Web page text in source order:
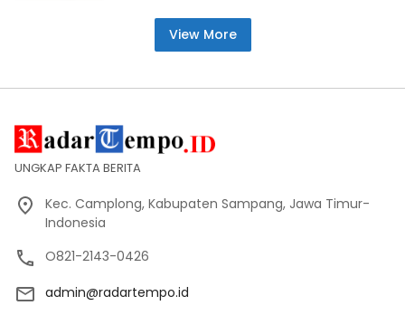
View More
UNGKAP FAKTA BERITA
Kec. Camplong, Kabupaten Sampang, Jawa Timur-
Indonesia
O821-2143-0426
admin@radartempo.id